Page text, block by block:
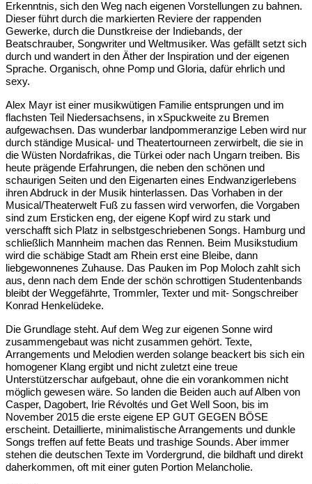
Erkenntnis, sich den Weg nach eigenen Vorstellungen zu bahnen.
Dieser führt durch die markierten Reviere der rappenden
Gewerke, durch die Dunstkreise der Indiebands, der
Beatschrauber, Songwriter und Weltmusiker. Was gefällt setzt sich
durch und wandert in den Äther der Inspiration und der eigenen
Sprache. Organisch, ohne Pomp und Gloria, dafür ehrlich und
sexy.
Alex Mayr ist einer musikwütigen Familie entsprungen und im
flachsten Teil Niedersachsens, in xSpuckweite zu Bremen
aufgewachsen. Das wunderbar landpommeranzige Leben wird nur
durch ständige Musical- und Theatertourneen zerwirbelt, die sie in
die Wüsten Nordafrikas, die Türkei oder nach Ungarn treiben. Bis
heute prägende Erfahrungen, die neben den schönen und
schaurigen Seiten und den Eigenarten eines Endwanzigerlebens
ihren Abdruck in der Musik hinterlassen. Das Vorhaben in der
Musical/Theaterwelt Fuß zu fassen wird verworfen, die Vorgaben
sind zum Ersticken eng, der eigene Kopf wird zu stark und
verschafft sich Platz in selbstgeschriebenen Songs. Hamburg und
schließlich Mannheim machen das Rennen. Beim Musikstudium
wird die schäbige Stadt am Rhein erst eine Bleibe, dann
liebgewonnenes Zuhause. Das Pauken im Pop Moloch zahlt sich
aus, denn nach dem Ende der schön schrottigen Studentenbands
bleibt der Weggefährte, Trommler, Texter und mit- Songschreiber
Konrad Henkelüdeke.
Die Grundlage steht. Auf dem Weg zur eigenen Sonne wird
zusammengebaut was nicht zusammen gehört. Texte,
Arrangements und Melodien werden solange beackert bis sich ein
homogener Klang ergibt und nicht zuletzt eine treue
Unterstützerschar aufgebaut, ohne die ein vorankommen nicht
möglich gewesen wäre. So landen die Beiden auch auf Alben von
Casper, Dagobert, Irie Révoltés und Get Well Soon, bis im
November 2015 die erste eigene EP GUT GEGEN BÖSE
erscheint. Detaillierte, minimalistische Arrangements und dunkle
Songs treffen auf fette Beats und trashige Sounds. Aber immer
stehen die deutschen Texte im Vordergrund, die bildhaft und direkt
daherkommen, oft mit einer guten Portion Melancholie.